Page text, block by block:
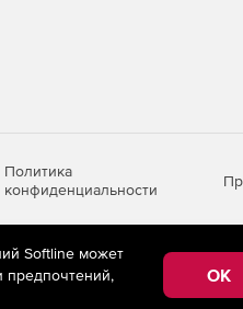
Политика
конфиденциальности
предоставления
на территории Российской
Softline может
OK